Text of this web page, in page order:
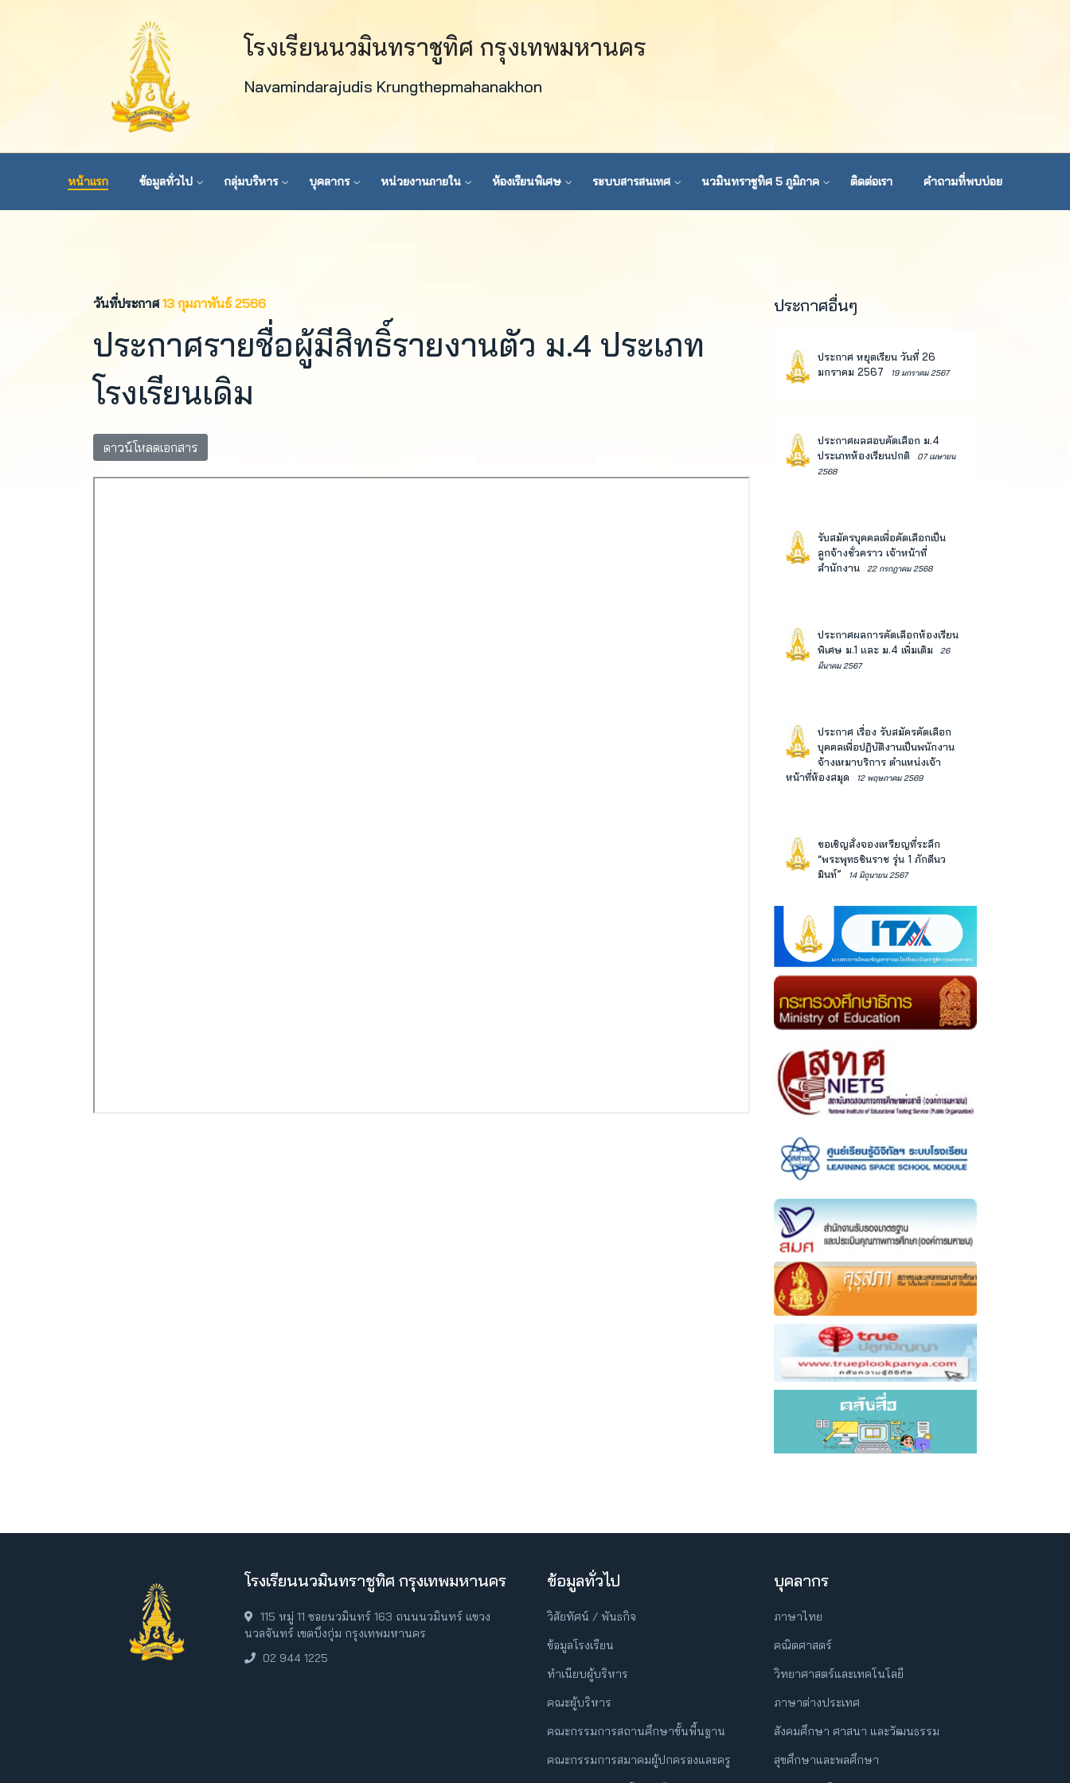
โรงเรียนนวมินทราชูทิศ กรุงเทพมหานคร
Navamindarajudis Krungthepmahanakhon
หน้าแรก ข้อมูลทั่วไป กลุ่มบริหาร บุคลากร หน่วยงานภายใน ห้องเรียนพิเศษ ระบบสารสนเทศ นวมินทราชูทิศ 5 ภูมิภาค ติดต่อเรา คำถามที่พบบ่อย
วันที่ประกาศ 13 กุมภาพันธ์ 2566
ประกาศรายชื่อผู้มีสิทธิ์รายงานตัว ม.4 ประเภท
โรงเรียนเดิม
ดาวน์โหลดเอกสาร
ประกาศอื่นๆ
ประกาศ หยุดเรียน วันที่ 26
มกราคม 2567
19 มกราคม 2567
ประกาศผลสอบคัดเลือก ม.4
ประเภทห้องเรียนปกติ
07 เมษายน
2568
รับสมัครบุคคลเพื่อคัดเลือกเป็น
ลูกจ้างชั่วคราว เจ้าหน้าที่
สำนักงาน
22 กรกฎาคม 2568
ประกาศผลการคัดเลือกห้องเรียน
พิเศษ ม.1 และ ม.4 เพิ่มเติม
26
มีนาคม 2567
ประกาศ เรื่อง รับสมัครคัดเลือก
บุคคลเพื่อปฏิบัติงานเป็นพนักงาน
จ้างเหมาบริการ ตำแหน่งเจ้า
หน้าที่ห้องสมุด
12 พฤษภาคม 2569
ขอเชิญสั่งจองเหรียญที่ระลึก
“พระพุทธชินราช รุ่น 1 ภักดีนว
มินท์”
14 มิถุนายน 2567
โรงเรียนนวมินทราชูทิศ กรุงเทพมหานคร
115 หมู่ 11 ซอยนวมินทร์ 163 ถนนนวมินทร์ แขวง
นวลจันทร์ เขตบึงกุ่ม กรุงเทพมหานคร
02 944 1225
ข้อมูลทั่วไป
วิสัยทัศน์ / พันธกิจ
ข้อมูลโรงเรียน
ทำเนียบผู้บริหาร
คณะผู้บริหาร
คณะกรรมการสถานศึกษาขั้นพื้นฐาน
คณะกรรมการสมาคมผู้ปกครองและครู
บุคลากร
ภาษาไทย
คณิตศาสตร์
วิทยาศาสตร์และเทคโนโลยี
ภาษาต่างประเทศ
สังคมศึกษา ศาสนา และวัฒนธรรม
สุขศึกษาและพลศึกษา